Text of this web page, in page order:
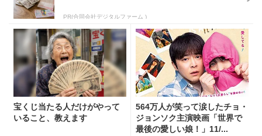
PR(合同会社デジタルファーム )
宝くじ当たる人だけがやって
いること、教えます
564万人が笑って涙したチョ・
ジョンソク主演映画「世界で
最後の愛しい娘！」11/...